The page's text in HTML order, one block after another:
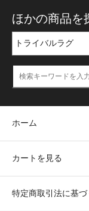
ほかの商品を
ホーム
カートを見る
特定商取引法に基